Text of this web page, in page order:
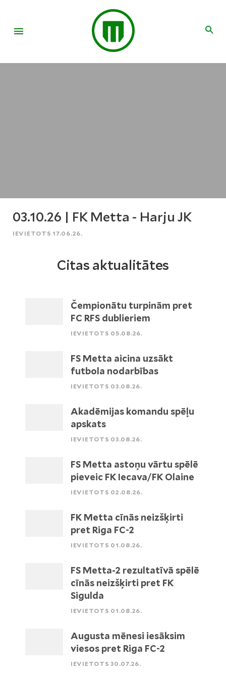
03.10.26 | FK Metta - Harju JK
IEVIETOTS 17.06.26.
Citas aktualitātes
Čempionātu turpinām pret
FC RFS dublieriem
IEVIETOTS 05.08.26.
FS Metta aicina uzsākt
futbola nodarbības
IEVIETOTS 03.08.26.
Akadēmijas komandu spēļu
apskats
IEVIETOTS 03.08.26.
FS Metta astoņu vārtu spēlē
pieveic FK Iecava/FK Olaine
IEVIETOTS 02.08.26.
FK Metta cīnās neizšķirti
pret Riga FC-2
IEVIETOTS 01.08.26.
FS Metta-2 rezultatīvā spēlē
cīnās neizšķirti pret FK
Sigulda
IEVIETOTS 01.08.26.
Augusta mēnesi iesāksim
viesos pret Riga FC-2
IEVIETOTS 30.07.26.